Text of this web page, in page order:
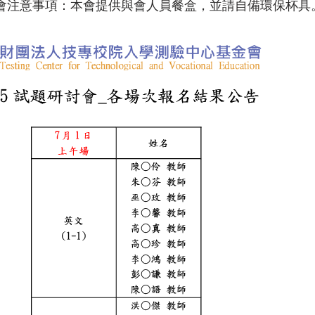
注意事項：本會提供與會人員餐盒，並請自備環保杯具